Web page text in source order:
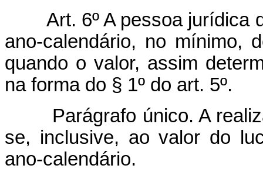
Art. 6º A pessoa jurídica
ano-calendário, no mínimo,
quando o valor, assim
na forma do § 1º do art. 5º.
Parágrafo único. A
se, inclusive, ao valor do
ano-calendário.